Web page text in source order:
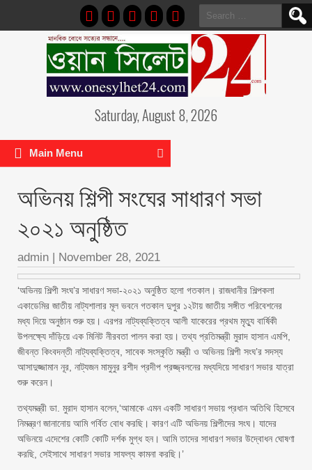
Search
for:
Saturday, August 8, 2026
Main Menu
অভিনয় শিল্পী সংঘের সাধারণ সভা
২০২১ অনুষ্ঠিত
admin | November 28, 2021
‘অভিনয় শিল্পী সংঘ’র সাধারণ সভা-২০২১ অনুষ্ঠিত হলো গতকাল। রাজধানীর শিল্পকলা
একাডেমির জাতীয় নাট্যশালার মূল ভবনে গতকাল দুপুর ১২টায় জাতীয় সঙ্গীত পরিবেশনের
মধ্য দিয়ে অনুষ্ঠান শুরু হয়। এরপর নাট্যব্যক্তিত্ব আলী যাকেরের প্রথম মৃত্যু বার্ষিকী
উপলক্ষ্যে দাঁড়িয়ে এক মিনিট নীরবতা পালন করা হয়। তথ্য প্রতিমন্ত্রী মুরাদ হাসান এমপি,
জীবন্ত কিংবদন্তী নাট্যব্যক্তিত্ব, সাবেক সংস্কৃতি মন্ত্রী ও অভিনয় শিল্পী সংঘ’র সদস্য
আসাদুজ্জামান নূর, নাট্যজন মামুনুর রশীদ প্রদীপ প্রজ্জ্বলনের মধ্যদিয়ে সাধারণ সভার যাত্রা
শুরু করেন।
তথ্যমন্ত্রী ডা. মুরাদ হাসান বলেন,‘আমাকে এমন একটি সাধারণ সভায় প্রধান অতিথি হিসেবে
নিমন্ত্রণ জানানোয় আমি গর্বিত বোধ করছি। কারণ এটি অভিনয় শিল্পীদের সংঘ। যাদের
অভিনয়ে এদেশের কোটি কোটি দর্শক মুগ্ধ হন। আমি তাদের সাধারণ সভার উদ্বোধন ঘোষণা
করছি, সেইসাথে সাধারণ সভার সাফল্য কামনা করছি।’